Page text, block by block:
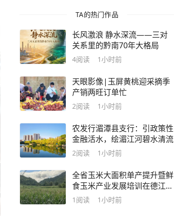
TA的热门作品
长风激浪 静水深流——三对
关系里的黔南70年大格局
4阅读 1小时前
天眼影像|玉屏黄桃迎采摘季
产销两旺订单忙
2阅读 1小时前
农发行湄潭县支行：引政策性
金融活水，绘湄江河碧水清流
2阅读 1小时前
全省玉米大面积单产提升暨鲜
食玉米产业发展培训在德江举
办
1 阅读 1小时前